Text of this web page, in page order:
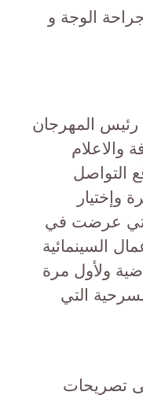
الوجة و
المهرجان
والاعلام
التواصل
وإختيار
التي عرضت في
السينمائية
ولأول مرة
التي
تصريحات